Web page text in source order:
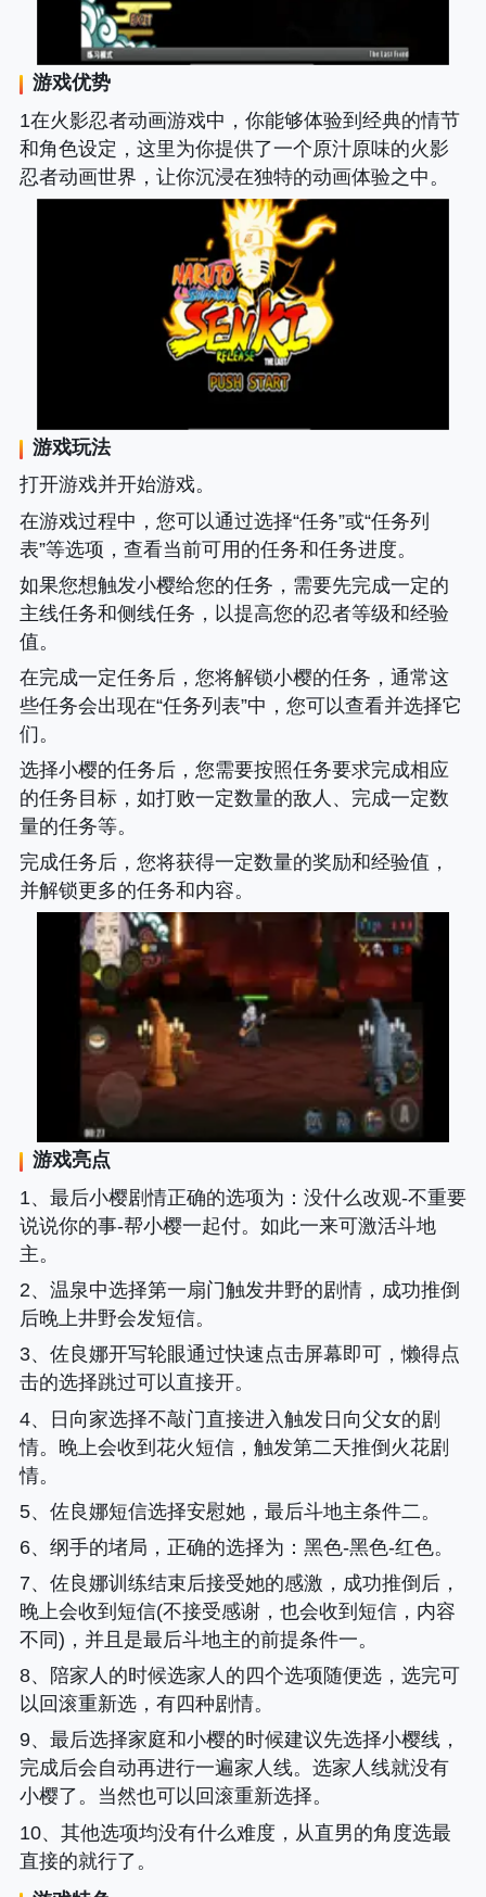
游戏优势
1在火影忍者动画游戏中，你能够体验到经典的情节
和角色设定，这里为你提供了一个原汁原味的火影
忍者动画世界，让你沉浸在独特的动画体验之中。
游戏玩法
打开游戏并开始游戏。
在游戏过程中，您可以通过选择“任务”或“任务列
表”等选项，查看当前可用的任务和任务进度。
如果您想触发小樱给您的任务，需要先完成一定的
主线任务和侧线任务，以提高您的忍者等级和经验
值。
在完成一定任务后，您将解锁小樱的任务，通常这
些任务会出现在“任务列表”中，您可以查看并选择它
们。
选择小樱的任务后，您需要按照任务要求完成相应
的任务目标，如打败一定数量的敌人、完成一定数
量的任务等。
完成任务后，您将获得一定数量的奖励和经验值，
并解锁更多的任务和内容。
游戏亮点
1、 最后小樱剧情正确的选项为 ：没什么改观-不重要
说说你的事-帮小樱一起付。如此一来可激活斗地
主。
2、温泉中选择第一扇门触发井野的剧情，成功推倒
后晚上井野会发短信。
3、佐良娜开写轮眼通过快速点击屏幕即可，懒得点
击的选择跳过可以直接开。
4、日向家选择不敲门直接进入触发日向父女的剧
情。晚上会收到花火短信，触发第二天推倒火花剧
情。
5、佐良娜短信选择安慰她，最后斗地主条件二。
6、 纲手的堵局，正确的选择为 ：黑色-黑色-红色。
7、佐良娜训练结束后接受她的感激，成功推倒后，
晚上会收到短信(不接受感谢，也会收到短信，内容
不同)，并且是最后斗地主的前提条件一。
8、陪家人的时候选家人的四个选项随便选，选完可
以回滚重新选，有四种剧情。
9、最后选择家庭和小樱的时候建议先选择小樱线，
完成后会自动再进行一遍家人线。选家人线就没有
小樱了。当然也可以回滚重新选择。
10、其他选项均没有什么难度，从直男的角度选最
直接的就行了。